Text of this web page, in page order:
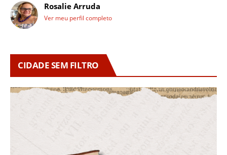
Rosalie Arruda
Ver meu perfil completo
CIDADE SEM FILTRO